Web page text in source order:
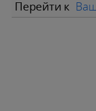
Перейти к